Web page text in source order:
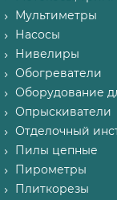
Мультиметры
Насосы
Нивелиры
Обогреватели
Оборудование
Опрыскиватели
Отделочный
Пилы цепные
Пирометры
Плиткорезы